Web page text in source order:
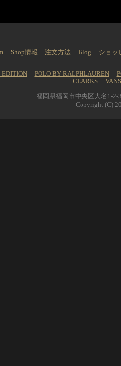
Shop情報 注文方法 Blog
ショッ
POLO BY RALPHLAUREN
CLARKS
VANS
福岡県福岡市中央区大名1-2-
Copyright (C)